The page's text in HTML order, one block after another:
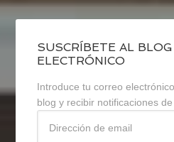
SUSCRÍBETE AL
ELECTRÓNICO
Introduce tu correo
blog y recibir notificaciones